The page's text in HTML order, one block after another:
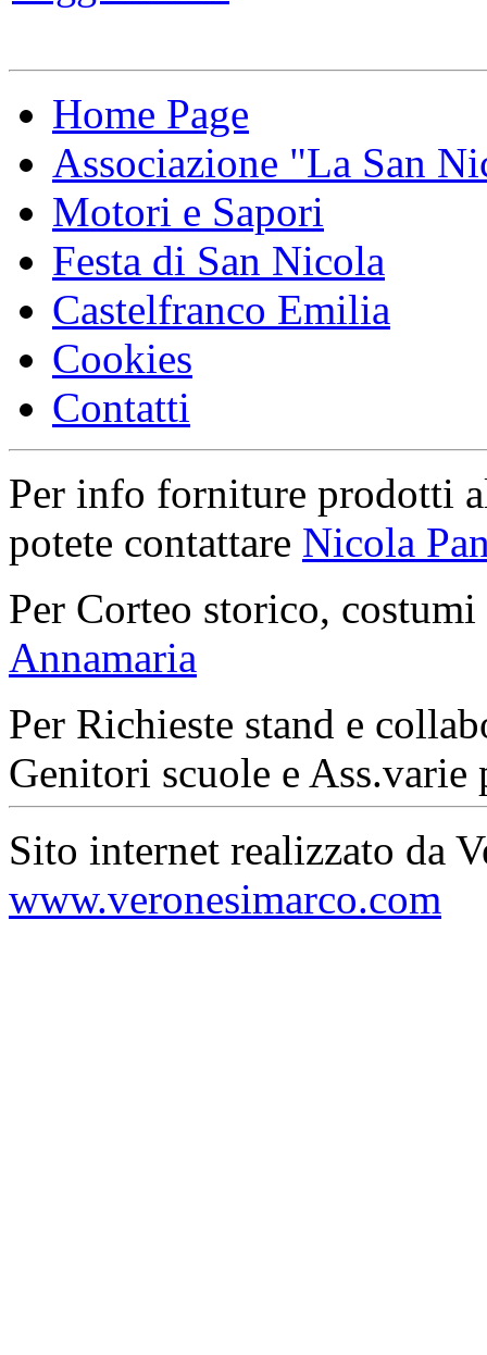
Home Page
Associazione "La San
Motori e Sapori
Festa di San Nicola
Castelfranco Emilia
Cookies
Contatti
Per info forniture prodotti
potete contattare Nicola
Per Corteo storico,
Annamaria
Per Richieste stand e
Genitori scuole e Ass.varie
Sito internet realizzato da
www.veronesimarco.com